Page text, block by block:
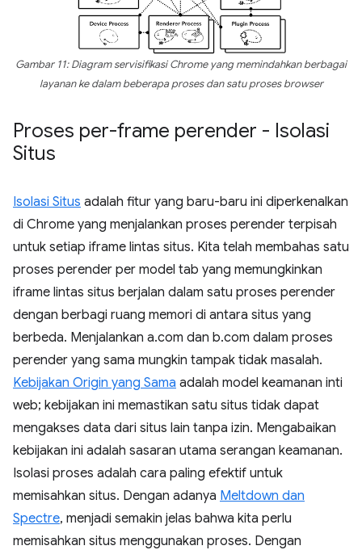
Gambar 11: Diagram servisifikasi Chrome yang memindahkan berbagai
layanan ke dalam beberapa proses dan satu proses browser
Proses per-frame perender - Isolasi
Situs
Isolasi Situs adalah fitur yang baru-baru ini diperkenalkan
di Chrome yang menjalankan proses perender terpisah
untuk setiap iframe lintas situs. Kita telah membahas satu
proses perender per model tab yang memungkinkan
iframe lintas situs berjalan dalam satu proses perender
dengan berbagi ruang memori di antara situs yang
berbeda. Menjalankan a.com dan b.com dalam proses
perender yang sama mungkin tampak tidak masalah.
Kebijakan Origin yang Sama adalah model keamanan inti
web; kebijakan ini memastikan satu situs tidak dapat
mengakses data dari situs lain tanpa izin. Mengabaikan
kebijakan ini adalah sasaran utama serangan keamanan.
Isolasi proses adalah cara paling efektif untuk
memisahkan situs. Dengan adanya Meltdown dan
Spectre, menjadi semakin jelas bahwa kita perlu
memisahkan situs menggunakan proses. Dengan